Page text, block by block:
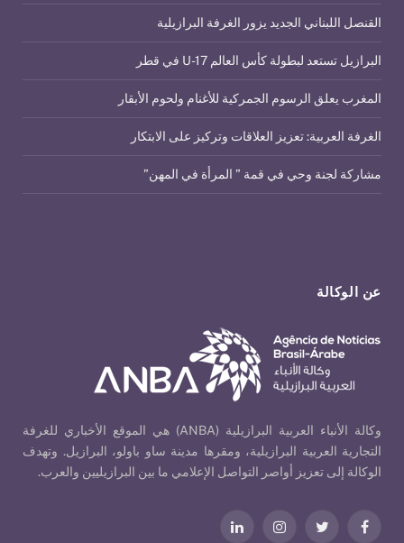
عن الوكالة
وكالة الأنباء العربية البرازيلية (ANBA) هي الموقع الأخباري للغرفة
التجارية العربية البرازيلية، ومقرها مدينة ساو باولو، البرازيل. وتهدف
الوكالة إلى تعزيز أواصر التواصل الإعلامي ما بين البرازيليين والعرب.
فيسبوكتويتر الانستغراملينكدإن
القنصل اللبناني الجديد يزور الغرفة البرازيلية
البرازيل تستعد لبطولة كأس العالم U-17 في قطر
المغرب يعلق الرسوم الجمركية للأغنام ولحوم الأبقار
الغرفة العربية: تعزيز العلاقات وتركيز على الابتكار
مشاركة لجنة وحي في قمة ” المرأة في المهن”